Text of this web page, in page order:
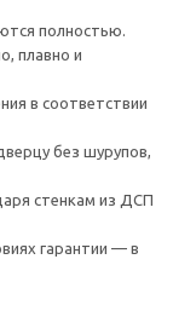
полностью.
плавно и
в соответствии
без шурупов,
стенкам из ДСП
гарантии — в